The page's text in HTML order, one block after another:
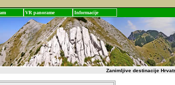
VR panorame Informacije
Zanimljive destinacije